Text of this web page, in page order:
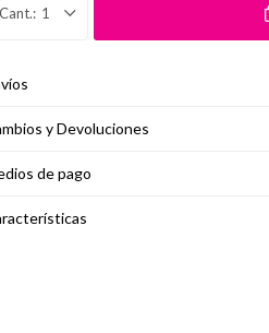
1
y Devoluciones
de pago